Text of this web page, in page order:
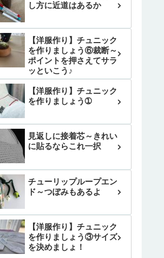
し方に近道はあるか
【洋服作り】チュニック
を作りましょう⑥裁断～
ポイントを押さえてサラ
ッといこう♪
【洋服作り】チュニック
を作りましょう➀
見返しに接着芯～きれい
に貼るならこれ一択
チューリップループエン
ド～つぼみもあるよ
【洋服作り】チュニック
を作りましょう③サイズ
を決めましょ！